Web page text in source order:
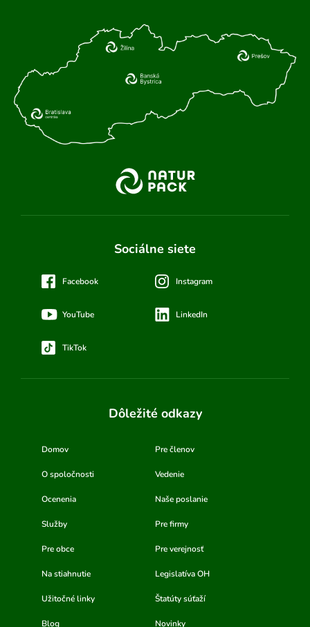
Sociálne siete
Facebook Instagram
YouTube LinkedIn
TikTok
Dôležité odkazy
Domov Pre členov
O spoločnosti Vedenie
Ocenenia Naše poslanie
Služby Pre firmy
Pre obce Pre verejnosť
Na stiahnutie Legislatíva OH
Užitočné linky Štatúty súťaží
Blog Novinky